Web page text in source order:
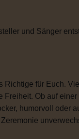
und Sänger
für Euch.
Ob auf
humorvoll oder